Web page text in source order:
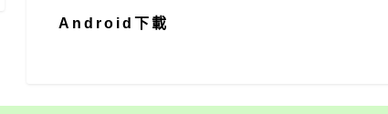
A ndroid 下載